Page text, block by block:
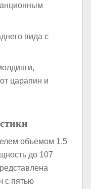
вида с
царапин и
объемом 1,5
до 107
с пятью